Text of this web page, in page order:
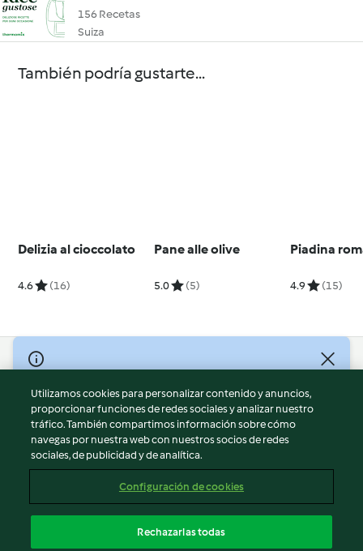
156 Recetas
Suiza
También podría gustarte...
Delizia al cioccolato
4.6 (16)
Pane alle olive
5.0 (5)
Piadina
4.9 (15)
© Copyright 2026
Términos de uso
Política de privacidad
Aviso legal
Información legal
Reportar contenido
Declaración de accesibilidad
Utilizamos cookies para personalizar contenido y anuncios,
proporcionar funciones de redes sociales y analizar nuestro
tráfico. También compartimos información sobre cómo
navegas por nuestra web con nuestros socios de redes
sociales, de publicidad y de analítica.
Configuración de cookies
Rechazarlas todas